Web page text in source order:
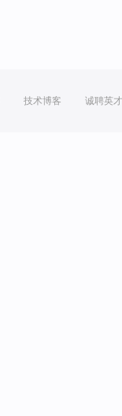
技术博客 诚聘英才